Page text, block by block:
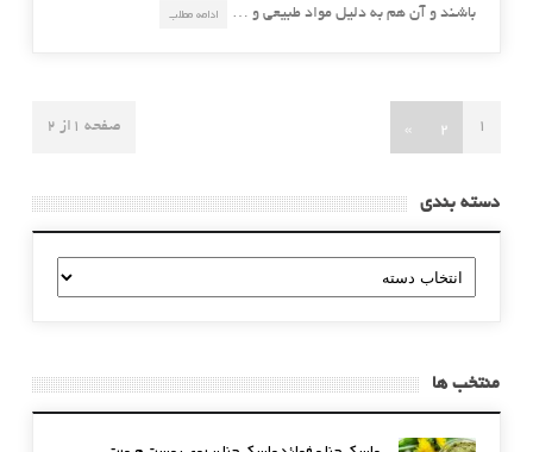
باشند و آن هم به دلیل مواد طبیعی و …
ادامه مطلب
صفحه 1از 2 1
2
»
دسته بندی
دسته
بندی
منتخب ها